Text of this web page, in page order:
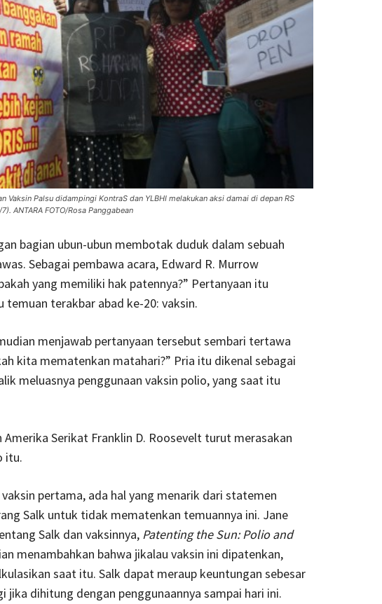
Vaksin Palsu didampingi KontraS dan YLBHI melakukan aksi damai di depan RS
ANTARA FOTO/Rosa Panggabean
bagian ubun-ubun membotak duduk dalam sebuah
Sebagai pembawa acara, Edward R. Murrow
yang memiliki hak patennya?” Pertanyaan itu
temuan terakbar abad ke-20: vaksin.
menjawab pertanyaan tersebut sembari tertawa
kita mematenkan matahari?” Pria itu dikenal sebagai
meluasnya penggunaan vaksin polio, yang saat itu
Amerika Serikat Franklin D. Roosevelt turut merasakan
itu.
pertama, ada hal yang menarik dari statemen
Salk untuk tidak mematenkan temuannya ini. Jane
Salk dan vaksinnya, Patenting the Sun: Polio and
menambahkan bahwa jikalau vaksin ini dipatenkan,
saat itu. Salk dapat meraup keuntungan sebesar
jika dihitung dengan penggunaannya sampai hari ini.